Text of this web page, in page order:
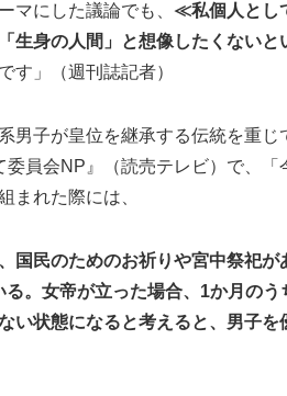
マにした議論でも、 ≪私個人とし
生身の人間」と想像したくないと
す」（週刊誌記者）
男子が皇位を継承する伝統を重じ
委員会NP』（読売テレビ）で、「
まれた際には、
国民のためのお祈りや宮中祭祀が
。女帝が立った場合、1か月の
い状態になると考えると、男子を